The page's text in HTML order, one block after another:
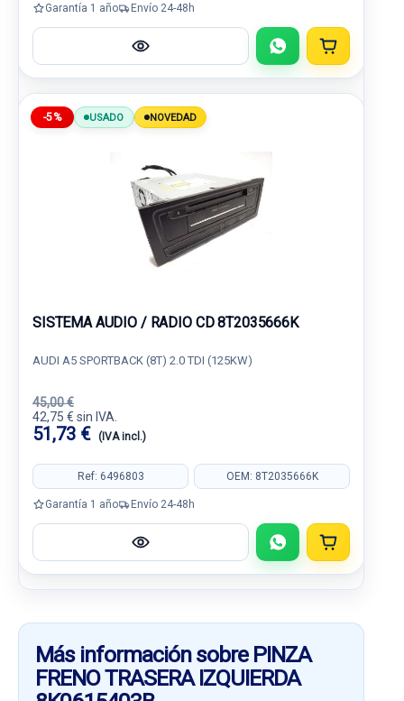
Garantía 1 año Envío 24-48h
-5% USADO NOVEDAD
SISTEMA AUDIO / RADIO CD 8T2035666K
AUDI A5 SPORTBACK (8T) 2.0 TDI (125KW)
45,00 €
42,75 € sin IVA.
51,73 € (IVA incl.)
Ref: 6496803 OEM: 8T2035666K
Garantía 1 año Envío 24-48h
Más información sobre PINZA
FRENO TRASERA IZQUIERDA